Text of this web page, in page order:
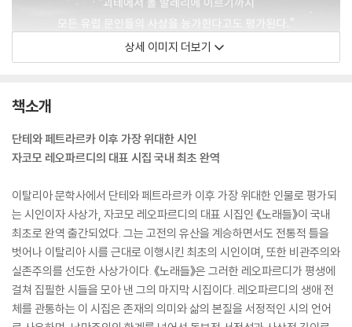
상세 이미지 더보기
책소개
단테와 페트라르카 이후 가장 위대한 시인
자코모 레오파르디의 대표 시집 국내 최초 완역
이탈리아 문학사에서 단테와 페트라르카 이후 가장 위대한 인물로 평가되
는 시인이자 사상가, 자코모 레오파르디의 대표 시집인 《노래들》이 국내
최초로 완역 출간되었다. 그는 고전의 유산을 계승하면서도 전통적 틀을
벗어나 이탈리아 시를 근대로 이행시킨 최초의 시인이며, 또한 비관주의와
실존주의를 선도한 사상가이다. 《노래들》은 그러한 레오파르디가 평생에
걸쳐 집필한 시들을 모아 낸 그의 마지막 시집이다. 레오파르디의 생애 전
체를 관통하는 이 시집은 존재의 의미와 삶의 본질을 서정적인 시의 언어